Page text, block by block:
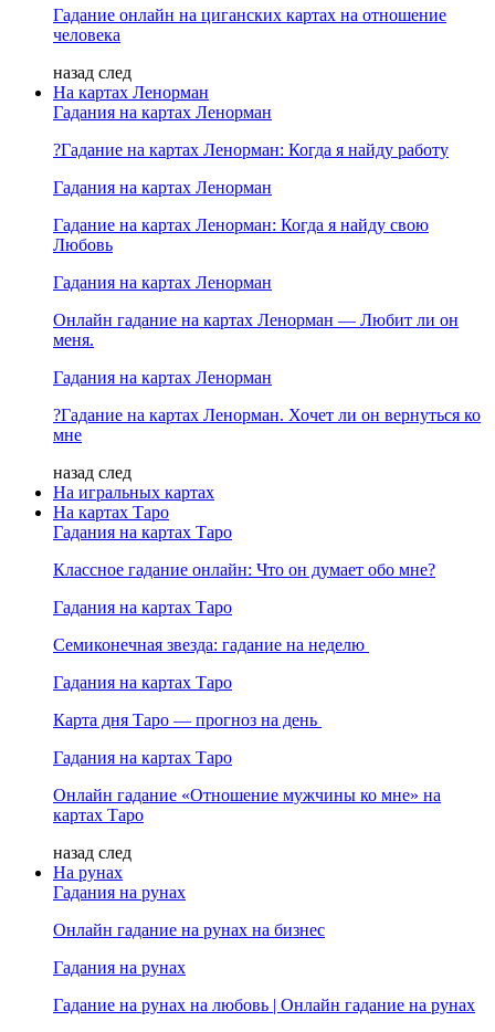
Гадание онлайн на циганских картах на отношение
человека
назад след
На картах Ленорман
Гадания на картах Ленорман
?Гадание на картах Ленорман: Когда я найду работу
Гадания на картах Ленорман
Гадание на картах Ленорман: Когда я найду свою
Любовь
Гадания на картах Ленорман
Онлайн гадание на картах Ленорман — Любит ли он
меня.
Гадания на картах Ленорман
?Гадание на картах Ленорман. Хочет ли он вернуться ко
мне
назад след
На игральных картах
На картах Таро
Гадания на картах Таро
Классное гадание онлайн: Что он думает обо мне?
Гадания на картах Таро
Семиконечная звезда: гадание на неделю
Гадания на картах Таро
Карта дня Таро — прогноз на день
Гадания на картах Таро
Онлайн гадание «Отношение мужчины ко мне» на
картах Таро
назад след
На рунах
Гадания на рунах
Онлайн гадание на рунах на бизнес
Гадания на рунах
Гадание на рунах на любовь | Онлайн гадание на рунах